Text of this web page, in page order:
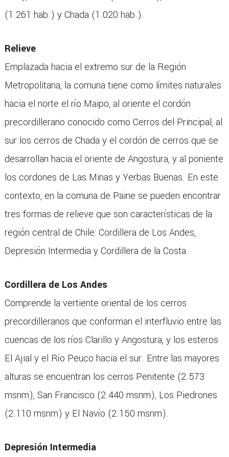
(1.261 hab.) y Chada (1.020 hab.).
Relieve
Emplazada hacia el extremo sur de la Región
Metropolitana, la comuna tiene como límites naturales
hacia el norte el río Maipo, al oriente el cordón
precordillerano conocido como Cerros del Principal, al
sur los cerros de Chada y el cordón de cerros que se
desarrollan hacia el oriente de Angostura, y al poniente
los cordones de Las Minas y Yerbas Buenas. En este
contexto, en la comuna de Paine se pueden encontrar
tres formas de relieve que son características de la
región central de Chile: Cordillera de Los Andes,
Depresión Intermedia y Cordillera de la Costa.
Cordillera de Los Andes
Comprende la vertiente oriental de los cerros
precordilleranos que conforman el interfluvio entre las
cuencas de los ríos Clarillo y Angostura, y los esteros
El Ajial y el Río Peuco hacia el sur. Entre las mayores
alturas se encuentran los cerros Penitente (2.573
msnm), San Francisco (2.440 msnm), Los Piedrones
(2.110 msnm) y El Navío (2.150 msnm).
Depresión Intermedia